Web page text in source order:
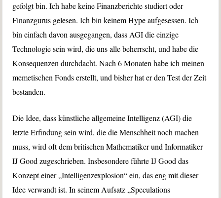
gefolgt bin. Ich habe keine Finanzberichte studiert oder
Finanzgurus gelesen. Ich bin keinem Hype aufgesessen. Ich
bin einfach davon ausgegangen, dass AGI die einzige
Technologie sein wird, die uns alle beherrscht, und habe die
Konsequenzen durchdacht. Nach 6 Monaten habe ich meinen
memetischen Fonds erstellt, und bisher hat er den Test der Zeit
bestanden.
Die Idee, dass künstliche allgemeine Intelligenz (AGI) die
letzte Erfindung sein wird, die die Menschheit noch machen
muss, wird oft dem britischen Mathematiker und Informatiker
IJ Good zugeschrieben. Insbesondere führte IJ Good das
Konzept einer „Intelligenzexplosion“ ein, das eng mit dieser
Idee verwandt ist. In seinem Aufsatz „Speculations